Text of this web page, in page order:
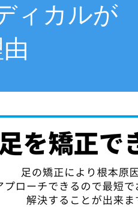
ィカルが